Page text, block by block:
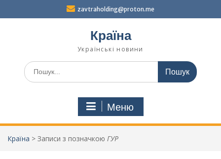
zavtraholding@proton.me
Країна
Українські новини
Шукати:
Меню
Країна > Записи з позначкою ГУР